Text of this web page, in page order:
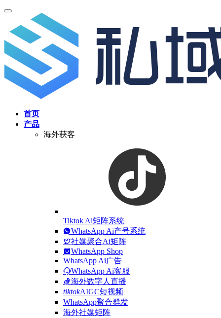
首页
产品
海外获客
Tiktok Ai矩阵系统
WhatsApp Ai产号系统
社媒聚合Ai矩阵
WhatsApp Shop
WhatsApp Ai广告
WhatsApp Ai客服
海外数字人直播
tiktokAIGC短视频
WhatsApp聚合群发
海外社媒矩阵